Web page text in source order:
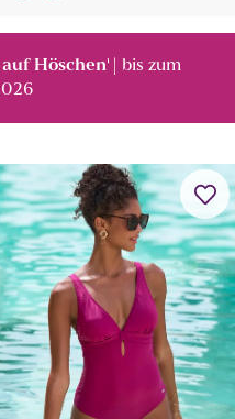
Höschen¹
| bis zum